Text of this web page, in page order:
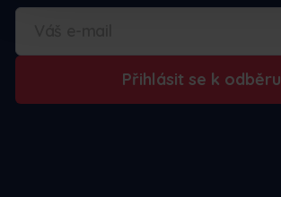
Přihlásit se k odběru